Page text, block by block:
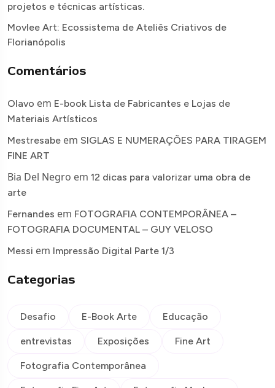
projetos e técnicas artísticas.
Movlee Art: Ecossistema de Ateliês Criativos de
Florianópolis
Comentários
Olavo em E-book Lista de Fabricantes e Lojas de
Materiais Artísticos
Mestresabe em SIGLAS E NUMERAÇÕES PARA TIRAGEM
FINE ART
Bia Del Negro em 12 dicas para valorizar uma obra de
arte
Fernandes em FOTOGRAFIA CONTEMPORÂNEA –
FOTOGRAFIA DOCUMENTAL – GUY VELOSO
Messi em Impressão Digital Parte 1/3
Categorias
Desafio E-Book Arte Educação
entrevistas Exposições Fine Art
Fotografia Contemporânea